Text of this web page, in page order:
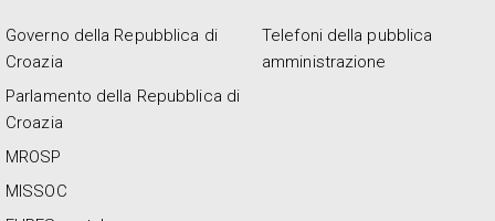
Governo della Repubblica di
Croazia
Parlamento della Repubblica di
Croazia
MROSP
MISSOC
Telefoni della pubblica
amministrazione